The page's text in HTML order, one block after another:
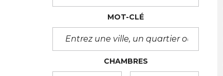
MOT-CLÉ
CHAMBRES